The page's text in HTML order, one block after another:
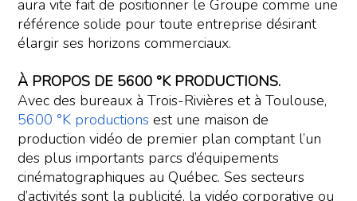
aura vite fait de positionner le Groupe comme une
référence solide pour toute entreprise désirant
élargir ses horizons commerciaux.
À PROPOS DE 5600 °K PRODUCTIONS.
Avec des bureaux à Trois-Rivières et à Toulouse,
5600 °K productions est une maison de
production vidéo de premier plan comptant l’un
des plus importants parcs d’équipements
cinématographiques au Québec. Ses secteurs
d’activités sont la publicité, la vidéo corporative ou